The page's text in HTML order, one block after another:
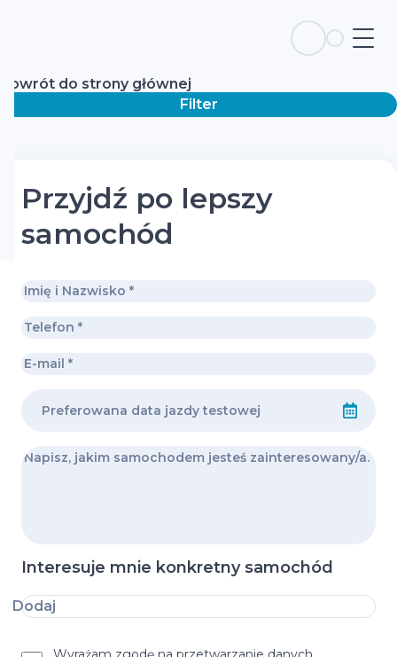
Powrót do strony głównej
Filter
Przyjdź po lepszy
samochód
Interesuje mnie konkretny samochód
Dodaj